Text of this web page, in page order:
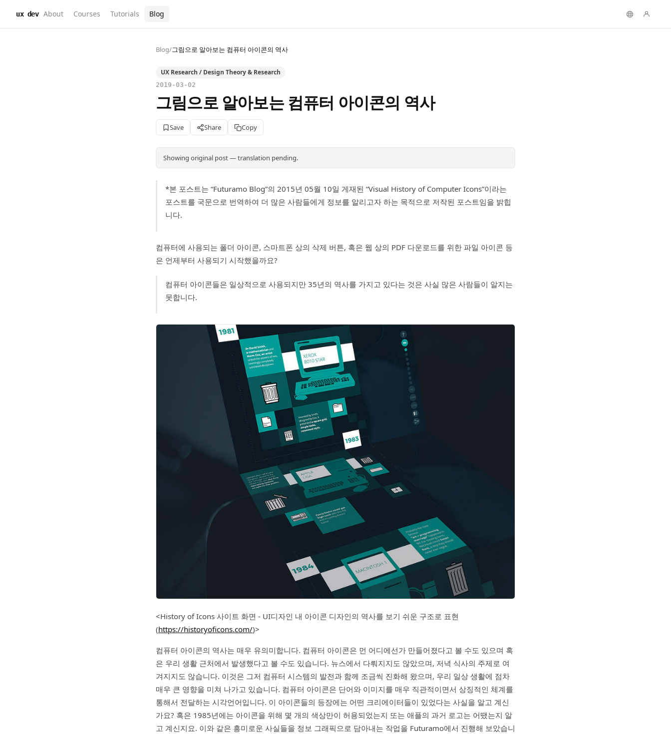
ux dev About Courses Tutorials Blog
Blog/그림으로 알아보는 컴퓨터 아이콘의 역사
UX Research / Design Theory & Research
2019-03-02
그림으로 알아보는 컴퓨터 아이콘의 역사
Save Share Copy
Showing original post — translation pending.
*본 포스트는 “Futuramo Blog”의 2015년 05월 10일 게재된 “Visual History of Computer Icons”이라는
포스트를 국문으로 번역하여 더 많은 사람들에게 정보를 알리고자 하는 목적으로 저작된 포스트임을 밝힙
니다.
컴퓨터에 사용되는 폴더 아이콘, 스마트폰 상의 삭제 버튼, 혹은 웹 상의 PDF 다운로드를 위한 파일 아이콘 등
은 언제부터 사용되기 시작했을까요?
컴퓨터 아이콘들은 일상적으로 사용되지만 35년의 역사를 가지고 있다는 것은 사실 많은 사람들이 알지는
못합니다.
<History of Icons 사이트 화면 - UI디자인 내 아이콘 디자인의 역사를 보기 쉬운 구조로 표현
(https://historyoficons.com/)>
컴퓨터 아이콘의 역사는 매우 유의미합니다. 컴퓨터 아이콘은 먼 어디에선가 만들어졌다고 볼 수도 있으며 혹
은 우리 생활 근처에서 발생했다고 볼 수도 있습니다. 뉴스에서 다뤄지지도 않았으며, 저녁 식사의 주제로 여
겨지지도 않습니다. 이것은 그저 컴퓨터 시스템의 발전과 함께 조금씩 진화해 왔으며, 우리 일상 생활에 점차
매우 큰 영향을 미쳐 나가고 있습니다. 컴퓨터 아이콘은 단어와 이미지를 매우 직관적이면서 상징적인 체계를
통해서 전달하는 시각언어입니다. 이 아이콘들의 등장에는 어떤 크리에이터들이 있었다는 사실을 알고 계신
가요? 혹은 1985년에는 아이콘을 위해 몇 개의 색상만이 허용되었는지 또는 애플의 과거 로고는 어땠는지 알
고 계신지요. 이와 같은 흥미로운 사실들을 정보 그래픽으로 담아내는 작업을 Futuramo에서 진행해 보았습니